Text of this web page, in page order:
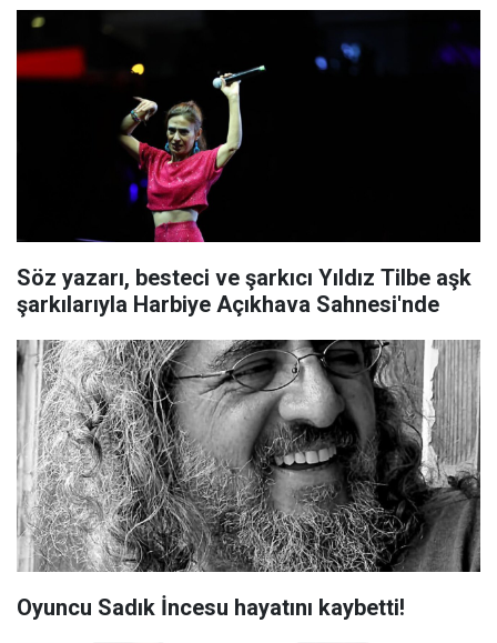
Söz yazarı, besteci ve şarkıcı Yıldız Tilbe aşk
şarkılarıyla Harbiye Açıkhava Sahnesi'nde
Oyuncu Sadık İncesu hayatını kaybetti!